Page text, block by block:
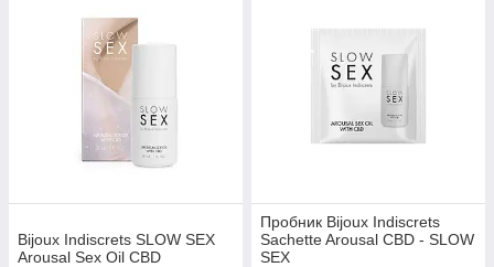
Bijoux Indiscrets SLOW SEX
Arousal Sex Oil CBD
Пробник Bijoux Indiscrets
Sachette Arousal CBD - SLOW
SEX